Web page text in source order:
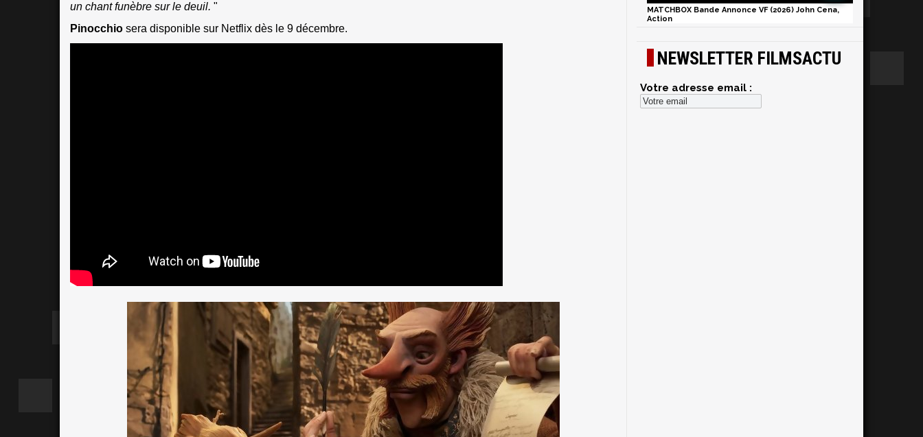
un chant funèbre sur le deuil. "
Pinocchio sera disponible sur Netflix dès le 9 décembre.
MATCHBOX Bande Annonce VF (2026) John Cena,
Action
NEWSLETTER FILMSACTU
Votre adresse email :